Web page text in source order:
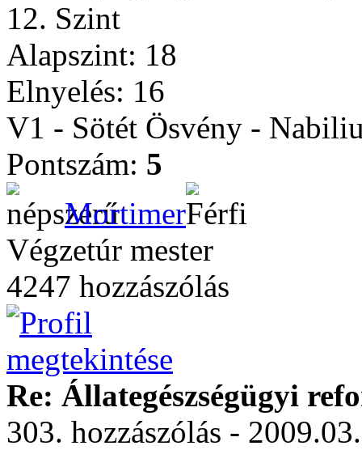
12. Szint
Alapszint: 18
Elnyelés: 16
V1 - Sötét Ösvény -
Pontszám: 5
Mortimer
Végzetúr mester
4247 hozzászólás
Re: Állategészségügyi
303. hozzászólás -